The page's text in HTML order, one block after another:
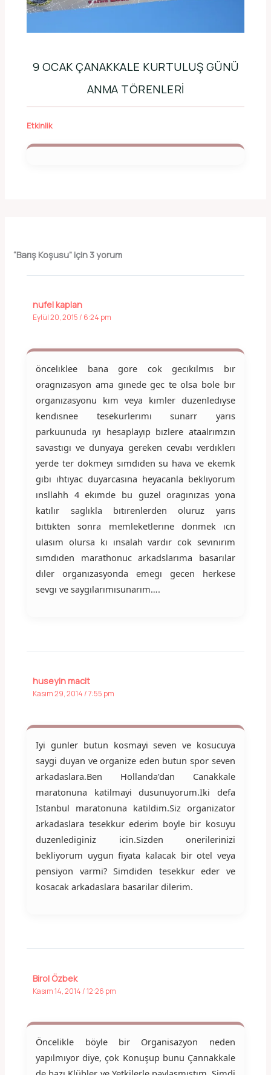
9 OCAK ÇANAKKALE KURTULUŞ GÜNÜ
ANMA TÖRENLERI
Etkinlik
“Barış Koşusu” için 3 yorum
nufel kaplan
Eylül 20, 2015 / 6:24 pm
öncelıklee bana gore cok gecıkılmıs bır
oragnızasyon ama gınede gec te olsa bole bır
organızasyonu kım veya kımler duzenledıyse
kendısnee tesekurlerımı sunarr yarıs
parkuunuda ıyı hesaplayıp bızlere ataalrımzın
savastıgı ve dunyaya gereken cevabı verdıklerı
yerde ter dokmeyı sımdıden su hava ve ekemk
gıbı ıhtıyac duyarcasına heyacanla beklıyorum
ınsllahh 4 ekımde bu guzel oragınızas yona
katılır saglıkla bıtırenlerden oluruz yarıs
bıttıkten sonra memleketlerıne donmek ıcn
ulasım olursa kı ınsalah vardır cok sevınırım
sımdıden marathonuc arkadslarıma basarılar
dıler organızasyonda emegı gecen herkese
sevgı ve saygılarımısunarım….
huseyin macit
Kasım 29, 2014 / 7:55 pm
Iyi gunler butun kosmayi seven ve kosucuya
saygi duyan ve organize eden butun spor seven
arkadaslara.Ben Hollanda’dan Canakkale
maratonuna katilmayi dusunuyorum.Iki defa
Istanbul maratonuna katildim.Siz organizator
arkadaslara tesekkur ederim boyle bir kosuyu
duzenlediginiz icin.Sizden onerilerinizi
bekliyorum uygun fiyata kalacak bir otel veya
pensiyon varmi? Simdiden tesekkur eder ve
kosacak arkadaslara basarilar dilerim.
Birol Özbek
Kasım 14, 2014 / 12:26 pm
Öncelikle böyle bir Organisazyon neden
yapılmıyor diye, çok Konuşup bunu Çannakkale